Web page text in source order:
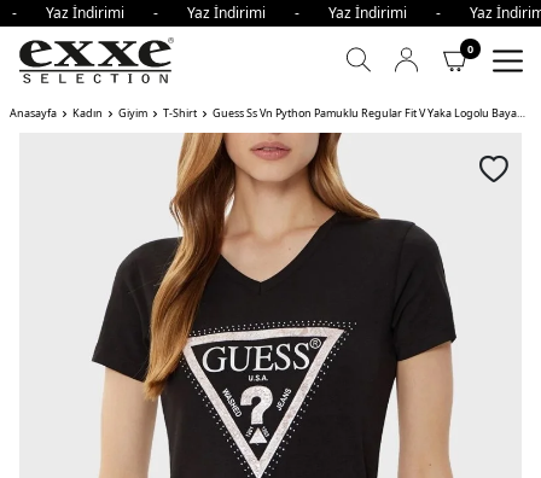
Yaz İndirimi - Yaz İndirimi - Yaz İndirimi - Yaz
0
Anasayfa Kadın Giyim T-Shirt Guess Ss Vn Python Pamuklu Regular Fit V Yaka Logolu Bayan T Shirt JBLK